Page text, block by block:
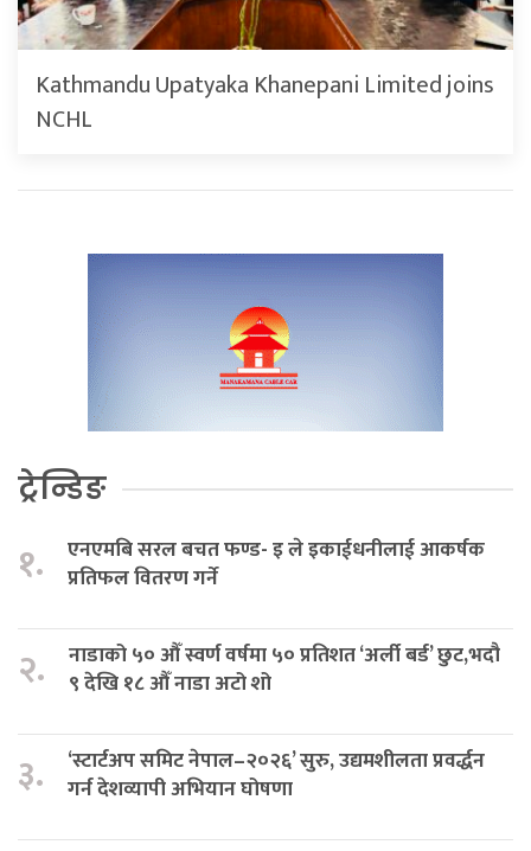
Kathmandu Upatyaka Khanepani Limited joins
NCHL
ट्रेन्डिङ
१.
एनएमबि सरल बचत फण्ड- इ ले इकाईधनीलाई आकर्षक
प्रतिफल वितरण गर्ने
२.
नाडाको ५० औँ स्वर्ण वर्षमा ५० प्रतिशत ‘अर्ली बर्ड’ छुट,भदौ
९ देखि १८ औँ नाडा अटो शो
३.
‘स्टार्टअप समिट नेपाल–२०२६’ सुरु, उद्यमशीलता प्रवर्द्धन
गर्न देशव्यापी अभियान घोषणा